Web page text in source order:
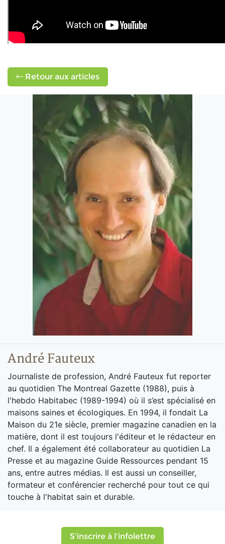
Retour aux articles
André Fauteux
Journaliste de profession, André Fauteux fut reporter
au quotidien The Montreal Gazette (1988), puis à
l'hebdo Habitabec (1989-1994) où il s’est spécialisé en
maisons saines et écologiques. En 1994, il fondait La
Maison du 21e siècle, premier magazine canadien en la
matière, dont il est toujours l'éditeur et le rédacteur en
chef. Il a également été collaborateur au quotidien La
Presse et au magazine Guide Ressources pendant 15
ans, entre autres médias. Il est aussi un conseiller,
formateur et conférencier recherché pour tout ce qui
touche à l'habitat sain et durable.
S'inscrire à l'infolettre